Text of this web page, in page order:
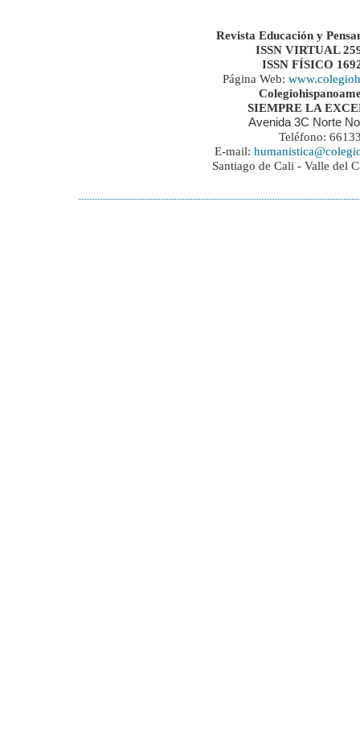
Revista Educación y
ISSN VIRTUAL
ISSN FÍSICO
Página Web:
SIEMPRE LA
Avenida 3C Norte
Teléfono:
E-mail:
Santiago de Cali - Valle del